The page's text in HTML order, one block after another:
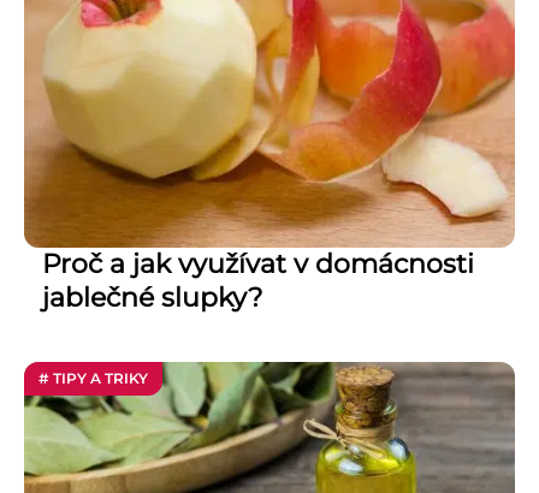
Proč a jak využívat v domácnosti
jablečné slupky?
# TIPY A TRIKY